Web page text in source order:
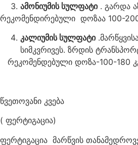
ამონიუმის სულფატი. გარდა
რეკომენდირებული დოზაა 100-
კალიუმის სულფატი
სიმკვრივეს. ზრდის
რეკომენდებული დოზა-100-180
წვეთოვანი კვება
( ფერტიგაცია)
ფერტიგაცია მარწვის